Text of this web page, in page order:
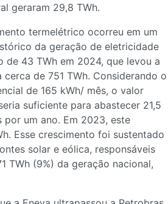
geraram 29,8 TWh.
termelétrico ocorreu em um
da geração de eletricidade
de 43 TWh em 2024, que levou a
de 751 TWh. Considerando o
de 165 kWh/ mês, o valor
suficiente para abastecer 21,5
por um ano. Em 2023, este
Esse crescimento foi sustentado
solar e eólica, responsáveis
TWh (9%) da geração nacional,